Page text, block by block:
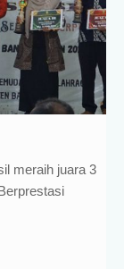
meraih juara 3